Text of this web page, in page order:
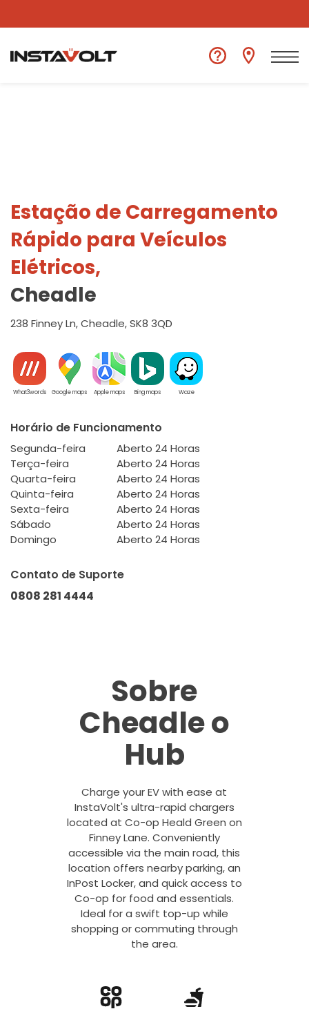
Ver outra localização
Estação de Carregamento
Rápido para Veículos
Elétricos,
Cheadle
238 Finney Ln, Cheadle, SK8 3QD
What3words Google maps Apple maps Bing maps Waze
Horário de Funcionamento
Segunda-feira
Aberto 24 Horas
Terça-feira
Aberto 24 Horas
Quarta-feira
Aberto 24 Horas
Quinta-feira
Aberto 24 Horas
Sexta-feira
Aberto 24 Horas
Sábado
Aberto 24 Horas
Domingo
Aberto 24 Horas
Contato de Suporte
0808 281 4444
Sobre
Cheadle o
Hub
Charge your EV with ease at
InstaVolt's ultra-rapid chargers
located at Co-op Heald Green on
Finney Lane. Conveniently
accessible via the main road, this
location offers nearby parking, an
InPost Locker, and quick access to
Co-op for food and essentials.
Ideal for a swift top-up while
shopping or commuting through
the area.